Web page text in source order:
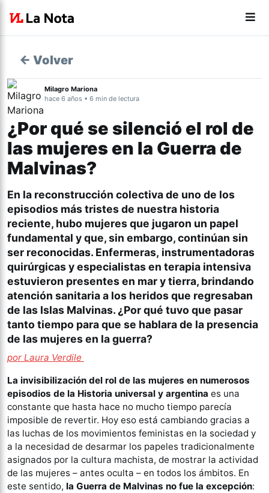
← Volver
Milagro Mariona
hace 6 años • 6 min de lectura
¿Por qué se silenció el rol de
las mujeres en la Guerra de
Malvinas?
En la reconstrucción colectiva de uno de los
episodios más tristes de nuestra historia
reciente, hubo mujeres que jugaron un papel
fundamental y que, sin embargo, continúan sin
ser reconocidas. Enfermeras, instrumentadoras
quirúrgicas y especialistas en terapia intensiva
estuvieron presentes en mar y tierra, brindando
atención sanitaria a los heridos que regresaban
de las Islas Malvinas. ¿Por qué tuvo que pasar
tanto tiempo para que se hablara de la presencia
de las mujeres en la guerra?
por Laura Verdile
La invisibilización del rol de las mujeres en numerosos
episodios de la Historia universal y argentina es una
constante que hasta hace no mucho tiempo parecía
imposible de revertir. Hoy eso está cambiando gracias a
las luchas de los movimientos feministas en la sociedad y
a la necesidad de desarmar los papeles tradicionalmente
asignados por la cultura machista, de mostrar la actividad
de las mujeres – antes oculta – en todos los ámbitos. En
este sentido, la Guerra de Malvinas no fue la excepción: